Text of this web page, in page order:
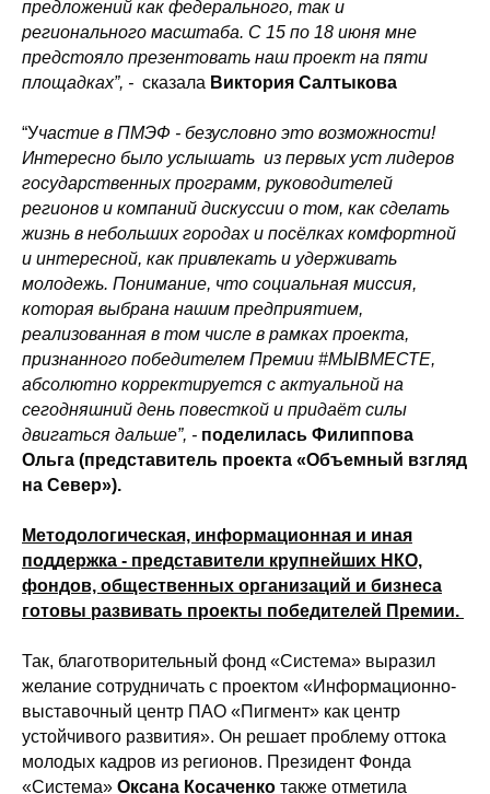
предложений как федерального, так и
регионального масштаба. С 15 по 18 июня мне
предстояло презентовать наш проект на пяти
площадках”, - сказала Виктория Салтыкова
“Участие в ПМЭФ - безусловно это возможности!
Интересно было услышать из первых уст лидеров
государственных программ, руководителей
регионов и компаний дискуссии о том, как сделать
жизнь в небольших городах и посёлках комфортной
и интересной, как привлекать и удерживать
молодежь. Понимание, что социальная миссия,
которая выбрана нашим предприятием,
реализованная в том числе в рамках проекта,
признанного победителем Премии #МЫВМЕСТЕ,
абсолютно корректируется с актуальной на
сегодняшний день повесткой и придаёт силы
двигаться дальше”, - поделилась Филиппова
Ольга (представитель проекта «Объемный взгляд
на Север»).
Методологическая, информационная и иная
поддержка - представители крупнейших НКО,
фондов, общественных организаций и бизнеса
готовы развивать проекты победителей Премии.
Так, благотворительный фонд «Система» выразил
желание сотрудничать с проектом «Информационно-
выставочный центр ПАО «Пигмент» как центр
устойчивого развития». Он решает проблему оттока
молодых кадров из регионов. Президент Фонда
«Система» Оксана Косаченко также отметила